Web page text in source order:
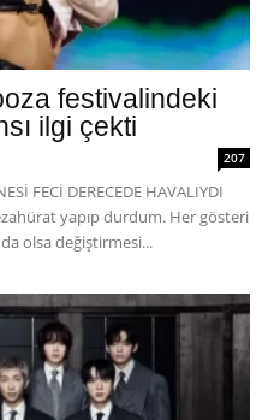
festivalindeki
ilgi çekti
207
FECİ DERECEDE HAVALIYDI
yapıp durdum. Her gösteri
olsa değiştirmesi...